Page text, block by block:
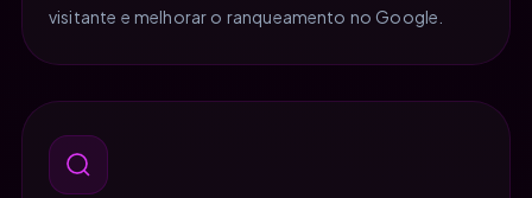
visitante e melhorar o ranqueamento no Google.